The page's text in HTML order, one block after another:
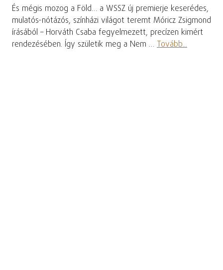
És mégis mozog a Föld… a WSSZ új premierje keserédes,
mulatós-nótázós, színházi világot teremt Móricz Zsigmond
írásából – Horváth Csaba fegyelmezett, precízen kimért
rendezésében. Így születik meg a Nem … Tovább...